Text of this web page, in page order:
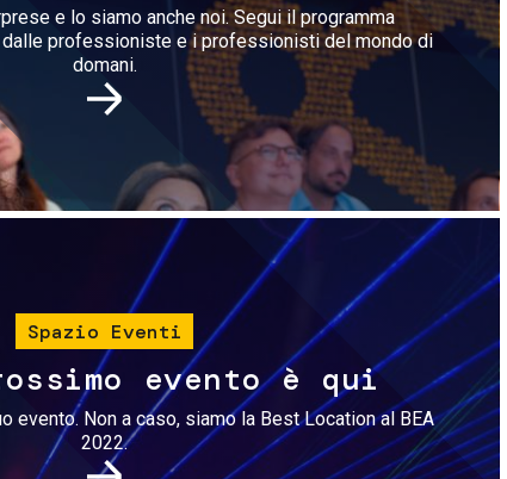
e lo siamo anche noi. Segui il programma
professioniste e i professionisti del mondo di
domani.
Immagine
Spazio Eventi
evento è qui
evento. Non a caso, siamo la Best Location al BEA
2022.